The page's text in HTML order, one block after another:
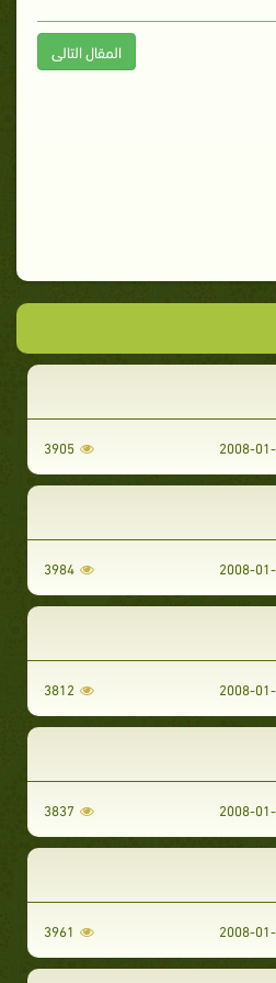
المقال التالى
3905
3984
3812
3837
3961